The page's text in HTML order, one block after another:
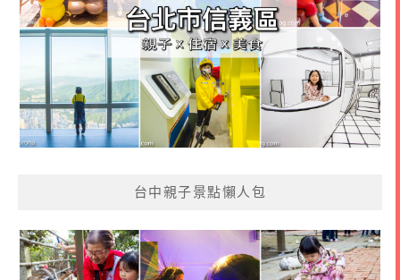
台中親子景點懶人包